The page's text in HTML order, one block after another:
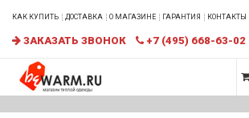
КАК КУПИТЬ ДОСТАВКА О МАГАЗИНЕ ГАРАНТИЯ КОНТАКТЫ
ЗАКАЗАТЬ ЗВОНОК +7 (495) 668-63-02